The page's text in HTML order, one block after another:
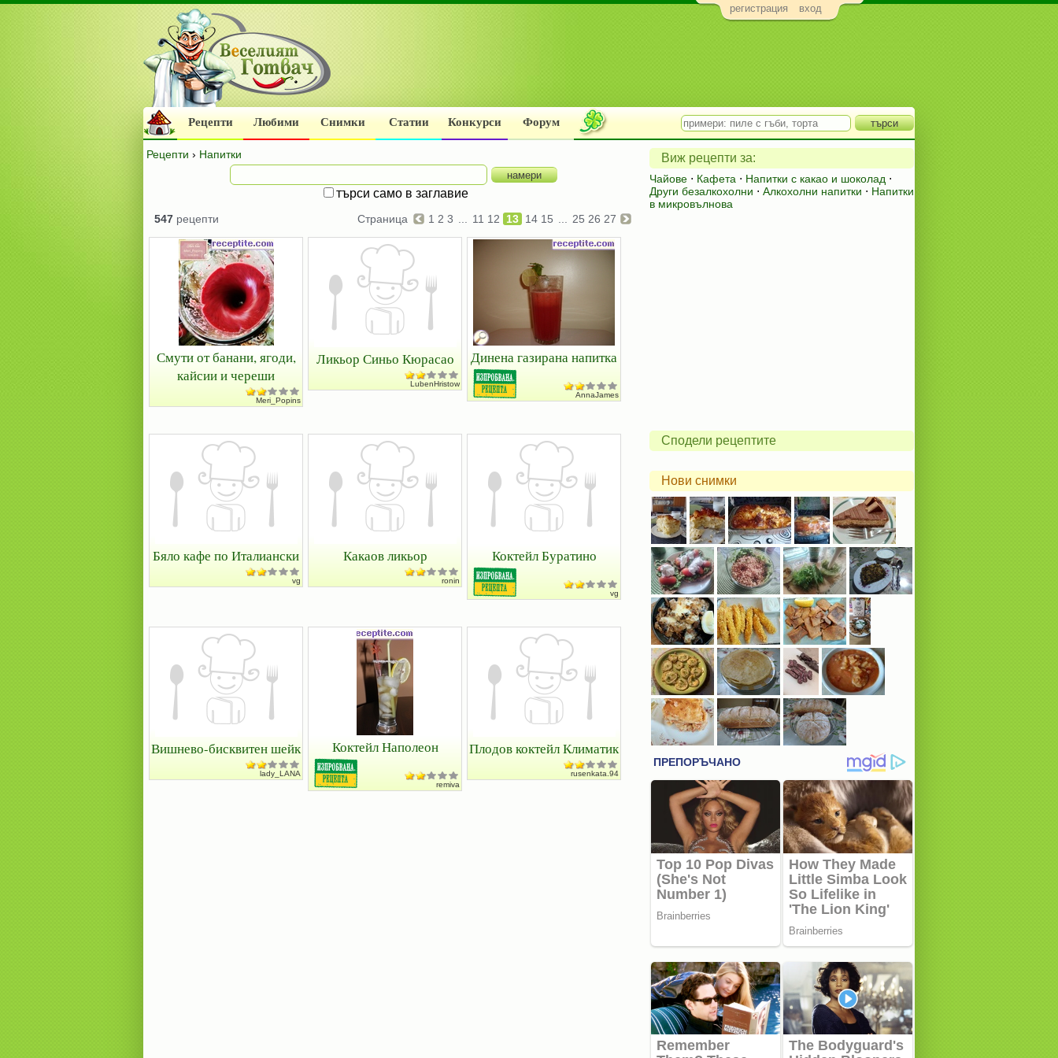
регистрация вход
Рецепти Любими Снимки Статии Конкурси Форум
Рецепти › Напитки
търси само в заглавие
547 рецепти Страница 1 2 3 11 12 13 14 15 25 26 27
Смути от банани, ягоди,
кайсии и череши
Meri_Popins
Ликьор Синьо Кюрасао
LubenHristow
Динена газирана напитка
AnnaJames
Бяло кафе по Италиански
vg
Какаов ликьор
ronin
Коктейл Буратино
vg
Вишнево-бисквитен шейк
lady_LANA
Коктейл Наполеон
remiva
Плодов коктейл Климатик
rusenkata.94
Виж рецепти за:
Чайове ⋅ Кафета ⋅ Напитки с какао и шоколад ⋅
Други безалкохолни ⋅ Алкохолни напитки ⋅ Напитки
в микровълнова
Сподели рецептите
Нови снимки